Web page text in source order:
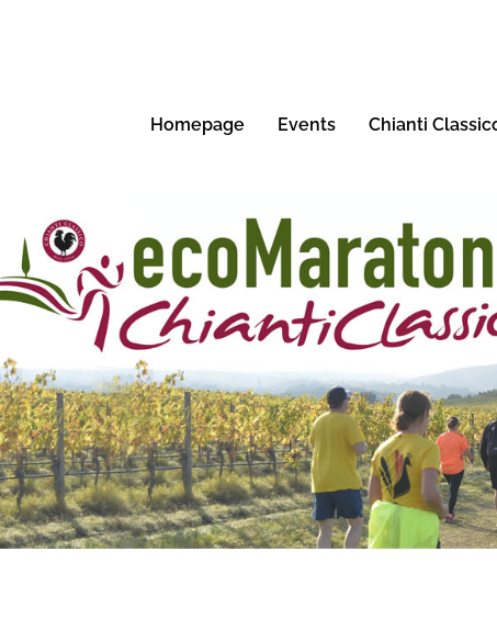
Homepage Events Chianti